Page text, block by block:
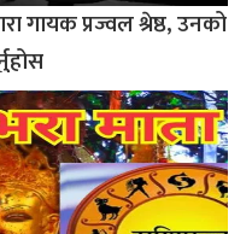
गायक प्रज्वल श्रेष्ठ, उनको